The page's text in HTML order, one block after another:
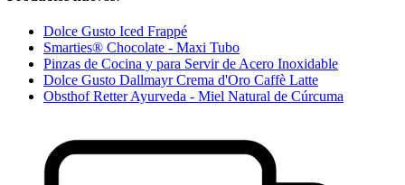
Dolce Gusto Iced Frappé
Smarties® Chocolate - Maxi Tubo
Pinzas de Cocina y para Servir de Acero Inoxidable
Dolce Gusto Dallmayr Crema d'Oro Caffè Latte
Obsthof Retter Ayurveda - Miel Natural de Cúrcuma